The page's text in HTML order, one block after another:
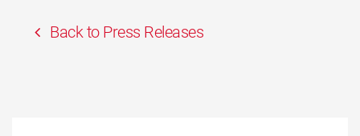
Back to Press Releases